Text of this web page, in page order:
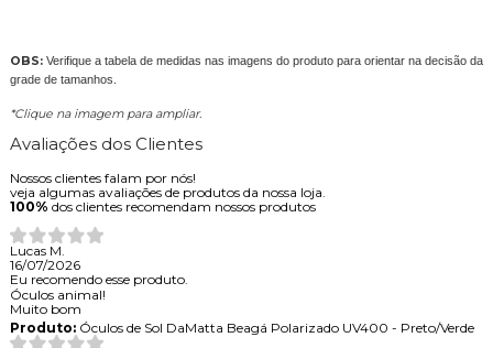
OBS:Verifique a tabela de medidas nas imagens do produto para orientar na decisão da
grade de tamanhos.
*Clique na imagem para ampliar.
Avaliações dos Clientes
Nossos clientes falam por nós!
veja algumas avaliações de produtos da nossa loja.
100% dos clientes recomendam nossos produtos
Lucas M.
16/07/2026
Eu recomendo esse produto.
Óculos animal!
Muito bom
Produto:Óculos de Sol DaMatta Beagá Polarizado UV400 - Preto/Verde